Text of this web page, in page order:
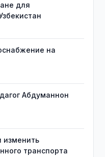
для
на
Абдуманнон
изменить
транспорта